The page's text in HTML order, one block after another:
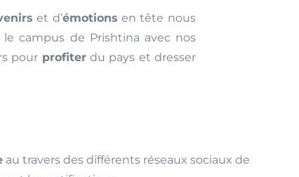
et d’émotions en tête nous
campus de Prishtina avec nos
pour profiterdu pays et dresser
au travers des différents réseaux sociaux de